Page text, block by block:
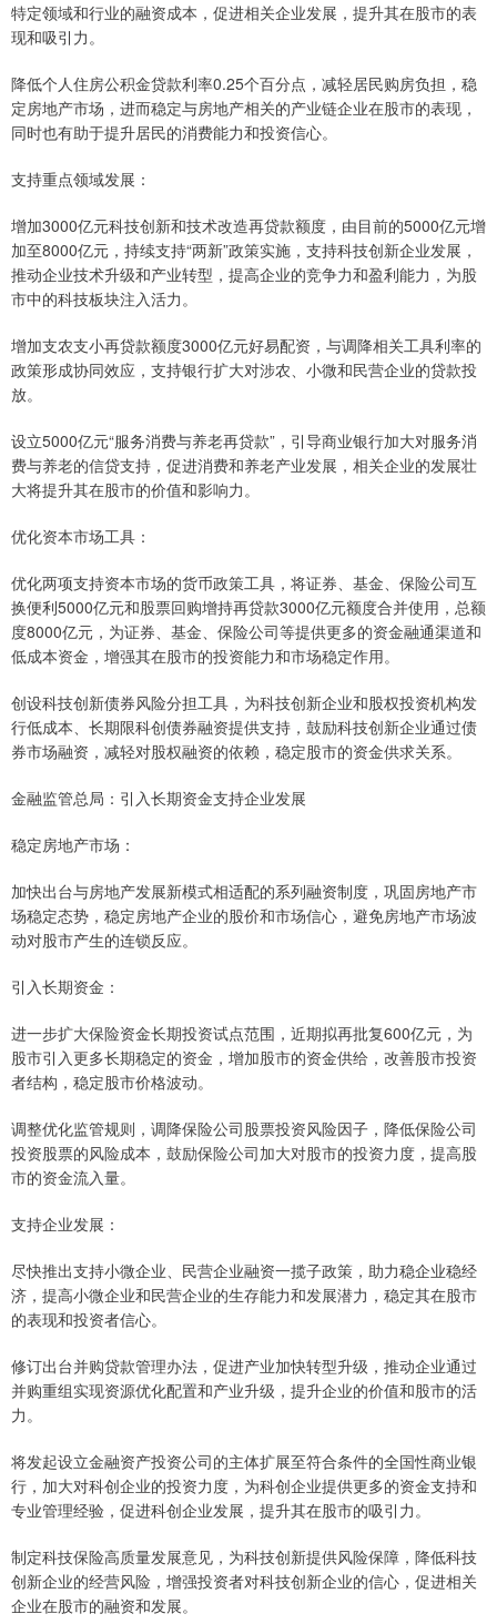
特定领域和行业的融资成本，促进相关企业发展，提升其在股市的表
现和吸引力。
降低个人住房公积金贷款利率0.25个百分点，减轻居民购房负担，稳
定房地产市场，进而稳定与房地产相关的产业链企业在股市的表现，
同时也有助于提升居民的消费能力和投资信心。
支持重点领域发展：
增加3000亿元科技创新和技术改造再贷款额度，由目前的5000亿元增
加至8000亿元，持续支持“两新”政策实施，支持科技创新企业发展，
推动企业技术升级和产业转型，提高企业的竞争力和盈利能力，为股
市中的科技板块注入活力。
增加支农支小再贷款额度3000亿元好易配资，与调降相关工具利率的
政策形成协同效应，支持银行扩大对涉农、小微和民营企业的贷款投
放。
设立5000亿元“服务消费与养老再贷款”，引导商业银行加大对服务消
费与养老的信贷支持，促进消费和养老产业发展，相关企业的发展壮
大将提升其在股市的价值和影响力。
优化资本市场工具：
优化两项支持资本市场的货币政策工具，将证券、基金、保险公司互
换便利5000亿元和股票回购增持再贷款3000亿元额度合并使用，总额
度8000亿元，为证券、基金、保险公司等提供更多的资金融通渠道和
低成本资金，增强其在股市的投资能力和市场稳定作用。
创设科技创新债券风险分担工具，为科技创新企业和股权投资机构发
行低成本、长期限科创债券融资提供支持，鼓励科技创新企业通过债
券市场融资，减轻对股权融资的依赖，稳定股市的资金供求关系。
金融监管总局：引入长期资金支持企业发展
稳定房地产市场：
加快出台与房地产发展新模式相适配的系列融资制度，巩固房地产市
场稳定态势，稳定房地产企业的股价和市场信心，避免房地产市场波
动对股市产生的连锁反应。
引入长期资金：
进一步扩大保险资金长期投资试点范围，近期拟再批复600亿元，为
股市引入更多长期稳定的资金，增加股市的资金供给，改善股市投资
者结构，稳定股市价格波动。
调整优化监管规则，调降保险公司股票投资风险因子，降低保险公司
投资股票的风险成本，鼓励保险公司加大对股市的投资力度，提高股
市的资金流入量。
支持企业发展：
尽快推出支持小微企业、民营企业融资一揽子政策，助力稳企业稳经
济，提高小微企业和民营企业的生存能力和发展潜力，稳定其在股市
的表现和投资者信心。
修订出台并购贷款管理办法，促进产业加快转型升级，推动企业通过
并购重组实现资源优化配置和产业升级，提升企业的价值和股市的活
力。
将发起设立金融资产投资公司的主体扩展至符合条件的全国性商业银
行，加大对科创企业的投资力度，为科创企业提供更多的资金支持和
专业管理经验，促进科创企业发展，提升其在股市的吸引力。
制定科技保险高质量发展意见，为科技创新提供风险保障，降低科技
创新企业的经营风险，增强投资者对科技创新企业的信心，促进相关
企业在股市的融资和发展。